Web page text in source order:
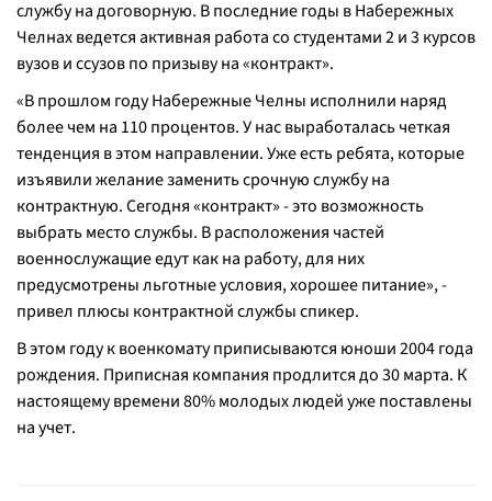
службу на договорную. В последние годы в Набережных
Челнах ведется активная работа со студентами 2 и 3 курсов
вузов и ссузов по призыву на «контракт».
«В прошлом году Набережные Челны исполнили наряд
более чем на 110 процентов. У нас выработалась четкая
тенденция в этом направлении. Уже есть ребята, которые
изъявили желание заменить срочную службу на
контрактную. Сегодня «контракт»-это возможность
выбрать место службы. В расположения частей
военнослужащие едут как на работу, для них
предусмотрены льготные условия, хорошее питание», -
привел плюсы контрактной службы спикер.
В этом году к военкомату приписываются юноши 2004 года
рождения. Приписная компания продлится до 30 марта. К
настоящему времени 80% молодых людей уже поставлены
на учет.